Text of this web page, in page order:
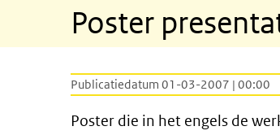
Poster
Publicatiedatum 01-03-2007 | 00:00
Poster die in het engels de